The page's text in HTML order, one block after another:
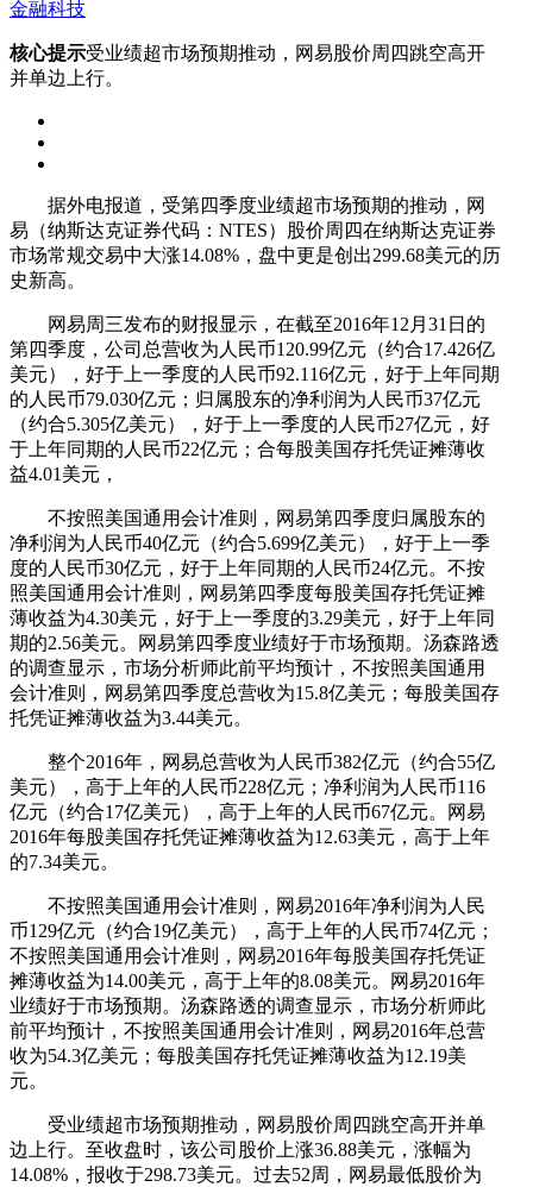
金融科技
核心提示受业绩超市场预期推动，网易股价周四跳空高开
并单边上行。
据外电报道，受第四季度业绩超市场预期的推动，网
易（纳斯达克证券代码：NTES）股价周四在纳斯达克证券
市场常规交易中大涨14.08%，盘中更是创出299.68美元的历
史新高。
网易周三发布的财报显示，在截至2016年12月31日的
第四季度，公司总营收为人民币120.99亿元（约合17.426亿
美元），好于上一季度的人民币92.116亿元，好于上年同期
的人民币79.030亿元；归属股东的净利润为人民币37亿元
（约合5.305亿美元），好于上一季度的人民币27亿元，好
于上年同期的人民币22亿元；合每股美国存托凭证摊薄收
益4.01美元，
不按照美国通用会计准则，网易第四季度归属股东的
净利润为人民币40亿元（约合5.699亿美元），好于上一季
度的人民币30亿元，好于上年同期的人民币24亿元。不按
照美国通用会计准则，网易第四季度每股美国存托凭证摊
薄收益为4.30美元，好于上一季度的3.29美元，好于上年同
期的2.56美元。网易第四季度业绩好于市场预期。汤森路透
的调查显示，市场分析师此前平均预计，不按照美国通用
会计准则，网易第四季度总营收为15.8亿美元；每股美国存
托凭证摊薄收益为3.44美元。
整个2016年，网易总营收为人民币382亿元（约合55亿
美元），高于上年的人民币228亿元；净利润为人民币116
亿元（约合17亿美元），高于上年的人民币67亿元。网易
2016年每股美国存托凭证摊薄收益为12.63美元，高于上年
的7.34美元。
不按照美国通用会计准则，网易2016年净利润为人民
币129亿元（约合19亿美元），高于上年的人民币74亿元；
不按照美国通用会计准则，网易2016年每股美国存托凭证
摊薄收益为14.00美元，高于上年的8.08美元。网易2016年
业绩好于市场预期。汤森路透的调查显示，市场分析师此
前平均预计，不按照美国通用会计准则，网易2016年总营
收为54.3亿美元；每股美国存托凭证摊薄收益为12.19美
元。
受业绩超市场预期推动，网易股价周四跳空高开并单
边上行。至收盘时，该公司股价上涨36.88美元，涨幅为
14.08%，报收于298.73美元。过去52周，网易最低股价为